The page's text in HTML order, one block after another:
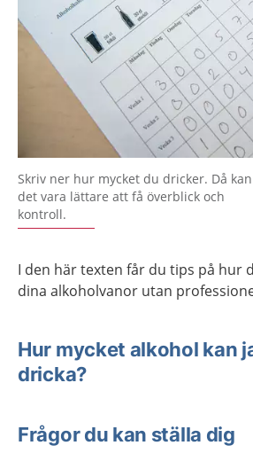
Skriv ner hur mycket du dricker. Då kan
det vara lättare att få överblick och
kontroll.
I den här texten får du tips på hur
dina alkoholvanor utan
Hur mycket alkohol kan
dricka?
Frågor du kan ställa dig